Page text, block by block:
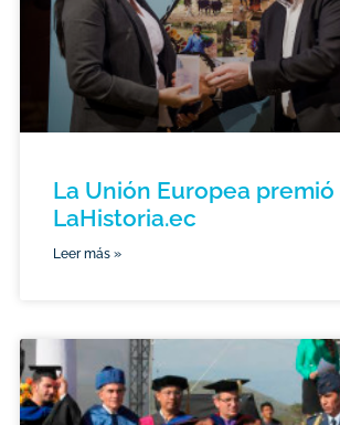
La Unión Europea premió
LaHistoria.ec
Leer más »